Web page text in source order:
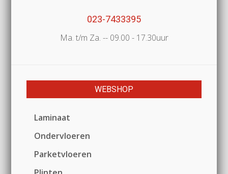
023-7433395
Ma. t/m Za. -- 09.00 - 17.30uur
WEBSHOP
Laminaat
Ondervloeren
Parketvloeren